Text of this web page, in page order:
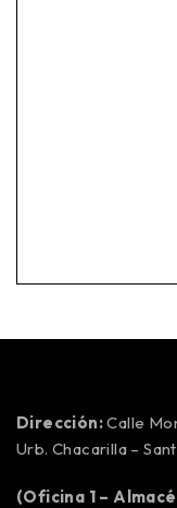
Dirección:Calle
Urb. Chacarilla –
(Oficina 1 –